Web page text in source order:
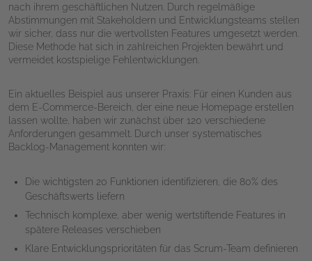
nach ihrem geschäftlichen Nutzen. Durch regelmäßige
Abstimmungen mit Stakeholdern und Entwicklungsteams stellen
wir sicher, dass nur die wertvollsten Features umgesetzt werden.
Diese Methode hat sich in zahlreichen Projekten bewährt und
vermeidet kostspielige Fehlentwicklungen.
Ein aktuelles Beispiel aus unserer Praxis: Für einen Kunden aus
dem E-Commerce-Bereich, der eine neue Homepage erstellen
lassen wollte, haben wir zunächst über 120 verschiedene
Anforderungen gesammelt. Durch unser systematisches
Backlog-Management konnten wir:
Die wichtigsten 20 Funktionen identifizieren, die 80% des
Geschäftswerts liefern
Technisch komplexe, aber wenig wertstiftende Features in
spätere Releases verschieben
Klare Entwicklungsprioritäten für das Scrum-Team definieren